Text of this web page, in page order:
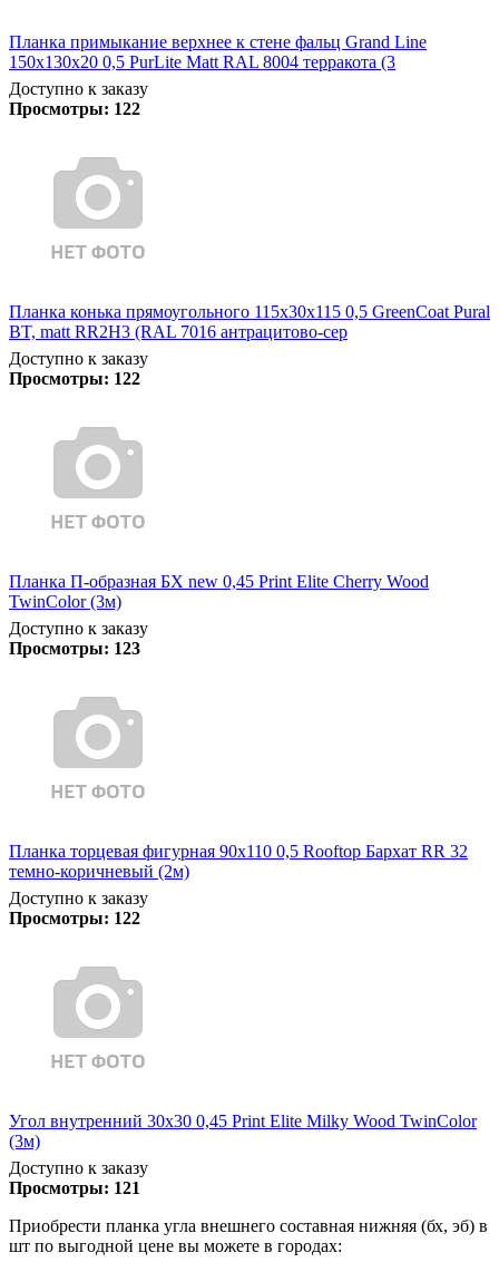
Планка примыкание верхнее к стене фальц Grand Line
150х130х20 0,5 PurLite Matt RAL 8004 терракота (3
Доступно к заказу
Просмотры: 122
Планка конька прямоугольного 115х30х115 0,5 GreenCoat Pural
BT, matt RR2Н3 (RAL 7016 антрацитово-сер
Доступно к заказу
Просмотры: 122
Планка П-образная БХ new 0,45 Print Elite Cherry Wood
TwinColor (3м)
Доступно к заказу
Просмотры: 123
Планка торцевая фигурная 90х110 0,5 Rooftop Бархат RR 32
темно-коричневый (2м)
Доступно к заказу
Просмотры: 122
Угол внутренний 30х30 0,45 Print Elite Milky Wood TwinColor
(3м)
Доступно к заказу
Просмотры: 121
Приобрести планка угла внешнего составная нижняя (бх, эб) в
шт по выгодной цене вы можете в городах: